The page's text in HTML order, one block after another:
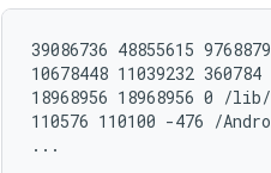
39086736 48855615
10678448 11039232
18968956 18968956 0 /lib/
110576 110100 -476 /
...